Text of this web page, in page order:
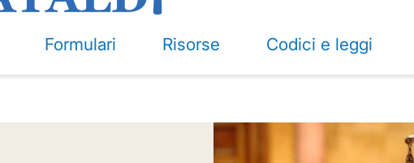
Formulari Risorse Codici e leggi